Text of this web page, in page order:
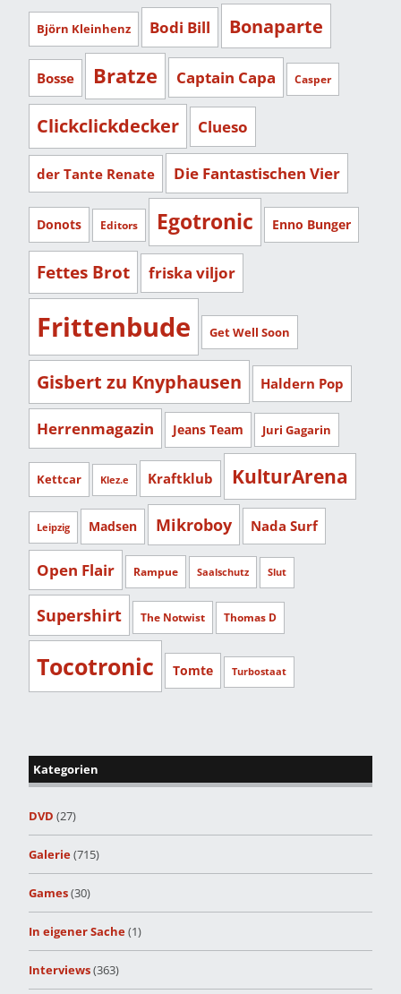
Björn Kleinhenz Bodi Bill Bonaparte
Bosse Bratze Captain Capa Casper
Clickclickdecker Clueso
der Tante Renate Die Fantastischen Vier
Donots Editors Egotronic Enno Bunger
Fettes Brot friska viljor
Frittenbude Get Well Soon
Gisbert zu Knyphausen Haldern Pop
Herrenmagazin Jeans Team Juri Gagarin
Kettcar Klez.e Kraftklub KulturArena
Leipzig Madsen Mikroboy Nada Surf
Open Flair Rampue Saalschutz Slut
Supershirt The Notwist Thomas D
Tocotronic Tomte Turbostaat
Kategorien
DVD (27)
Galerie(715)
Games(30)
In eigener Sache(1)
Interviews(363)